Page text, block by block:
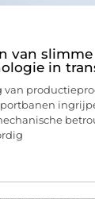
van slimme
in